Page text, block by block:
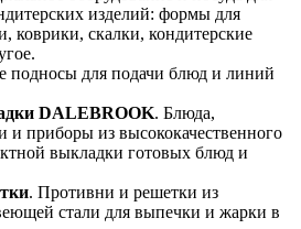
изделий: формы для
коврики, скалки, кондитерские
подносы для подачи блюд и линий
DALEBROOK. Блюда,
и приборы из высококачественного
выкладки готовых блюд и
. Противни и решетки из
стали для выпечки и жарки в